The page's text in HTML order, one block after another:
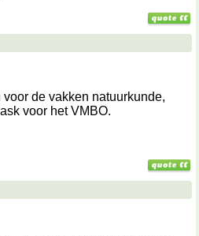
de vakken natuurkunde,
voor het VMBO.